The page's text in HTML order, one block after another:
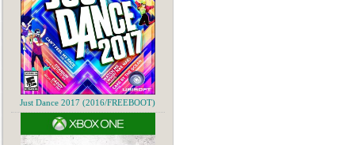
Just Dance 2017 (2016/FREEBOOT)